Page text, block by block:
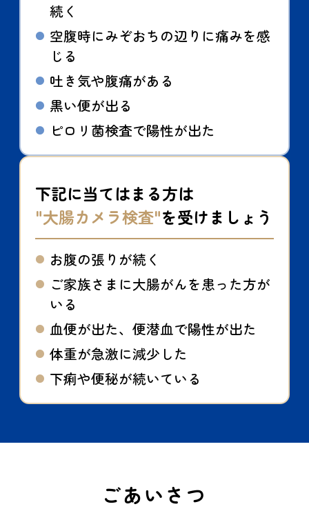
続く
空腹時にみぞおちの辺りに痛みを感
じる
吐き気や腹痛がある
黒い便が出る
ピロリ菌検査で陽性が出た
下記に当てはまる方は
"大腸カメラ検査"を受けましょう
お腹の張りが続く
ご家族さまに大腸がんを患った方が
いる
血便が出た、便潜血で陽性が出た
体重が急激に減少した
下痢や便秘が続いている
ごあいさつ